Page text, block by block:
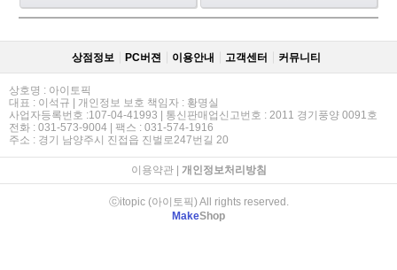
상점정보 PC버젼 이용안내 고객센터 커뮤니티
상호명 : 아이토픽
대표 : 이석규 | 개인정보 보호 책임자 : 황명실
사업자등록번호 :107-04-41993 | 통신판매업신고번호 : 2011 경기풍양 0091호
전화 : 031-573-9004 | 팩스 : 031-574-1916
주소 : 경기 남양주시 진접읍 진벌로247번길 20
이용약관| 개인정보처리방침
ⓒitopic (아이토픽) All rights reserved.
MakeShop